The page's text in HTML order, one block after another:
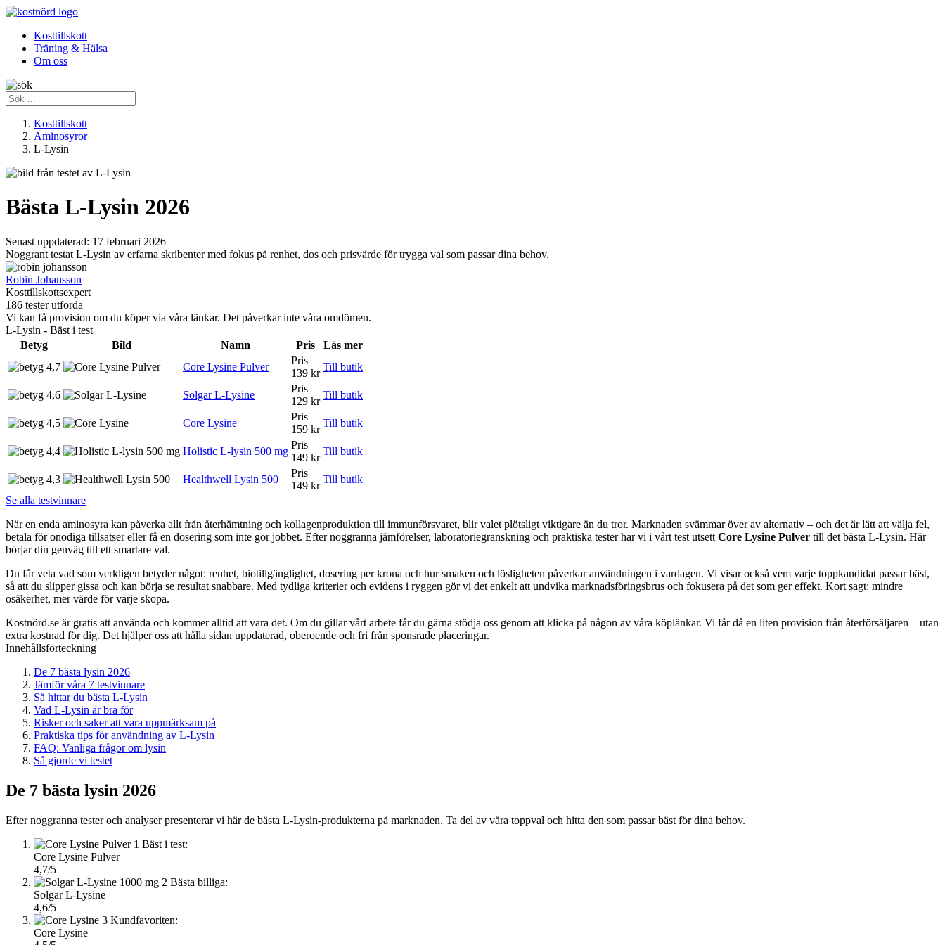
Kosttillskott
Träning & Hälsa
Om oss
Kosttillskott
Aminosyror
L-Lysin
Bästa L-Lysin 2026
Senast uppdaterad: 17 februari 2026
Noggrant testat L-Lysin av erfarna skribenter med fokus på renhet, dos och prisvärde för trygga val som passar dina behov.
Robin Johansson
Kosttillskottsexpert
186 tester utförda
Vi kan få provision om du köper via våra länkar. Det påverkar inte våra omdömen.
L-Lysin - Bäst i test
Betyg
Bild Namn Pris
Läs mer
4,7
Core Lysine Pulver
Pris
139 kr
Till butik
4,6 Solgar L-Lysine
Pris
129 kr
Till butik
4,5 Core Lysine
Pris
159 kr
Till butik
4,4 Holistic L-lysin 500 mg
Pris
149 kr
Till butik
4,3 Healthwell Lysin 500
Pris
149 kr
Till butik
Se alla testvinnare
När en enda aminosyra kan påverka allt från återhämtning och kollagenproduktion till immunförsvaret, blir valet plötsligt viktigare än du tror. Marknaden svämmar över av alternativ – och det är lätt att välja fel,
betala för onödiga tillsatser eller få en dosering som inte gör jobbet. Efter noggranna jämförelser, laboratoriegranskning och praktiska tester har vi i vårt test utsett Core Lysine Pulver till det bästa L-Lysin. Här
börjar din genväg till ett smartare val.
Du får veta vad som verkligen betyder något: renhet, biotillgänglighet, dosering per krona och hur smaken och lösligheten påverkar användningen i vardagen. Vi visar också vem varje toppkandidat passar bäst,
så att du slipper gissa och kan börja se resultat snabbare. Med tydliga kriterier och evidens i ryggen gör vi det enkelt att undvika marknadsföringsbrus och fokusera på det som ger effekt. Kort sagt: mindre
osäkerhet, mer värde för varje skopa.
Kostnörd.se är gratis att använda och kommer alltid att vara det. Om du gillar vårt arbete får du gärna stödja oss genom att klicka på någon av våra köplänkar. Vi får då en liten provision från återförsäljaren – utan
extra kostnad för dig. Det hjälper oss att hålla sidan uppdaterad, oberoende och fri från sponsrade placeringar.
Innehållsförteckning
De 7 bästa lysin 2026
Jämför våra 7 testvinnare
Så hittar du bästa L-Lysin
Vad L-Lysin är bra för
Risker och saker att vara uppmärksam på
Praktiska tips för användning av L-Lysin
FAQ: Vanliga frågor om lysin
Så gjorde vi testet
De 7 bästa lysin 2026
Efter noggranna tester och analyser presenterar vi här de bästa L-Lysin-produkterna på marknaden. Ta del av våra toppval och hitta den som passar bäst för dina behov.
1 Bäst i test:
Core Lysine Pulver
4,7/5
2 Bästa billiga:
Solgar L-Lysine
4,6/5
3 Kundfavoriten:
Core Lysine